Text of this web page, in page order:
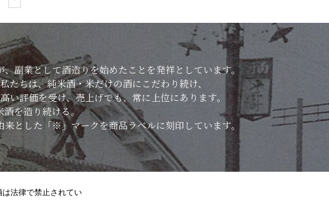
副業として酒造りを始めたことを発祥としています。
ちは、純米酒・米だけの酒にこだわり続け、
評価を受け、売上げでも、常に上位にあります。
酒を造り続ける。
とした「※」マークを商品ラベルに刻印しています。
法律で禁止されてい